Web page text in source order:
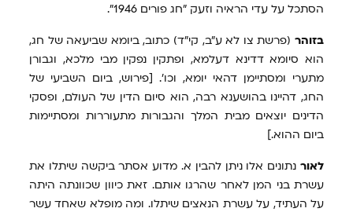
הסתכל על עדי הראיה וזעק "חג פורים 1946".
בזוהר (פרשת צו לא ע"ב, קי"ד) כתוב, ביומא שביעאה של חג,
הוא סיומא דדינא דעלמא, ופתקין נפקין מבי מלכא, וגבורן
מתערי ומסתיימן דהאי יומא, וכו'. [פירוש, ביום השביעי של
החג, דהיינו בהושענא רבה, הוא סיום הדין של העולם, ופסקי
הדינים יוצאים מבית המלך והגבורות מתעוררות ומסתיימות
ביום ההוא.]
לאור נתונים אלו ניתן להבין א. מדוע אסתר ביקשה שיתלו את
עשרת בני המן לאחר שהרגו אותם. זאת כיוון שכוונתה היתה
על העתיד, על עשרת הנאצים שיתלו. ומה מופלא שאחד עשר